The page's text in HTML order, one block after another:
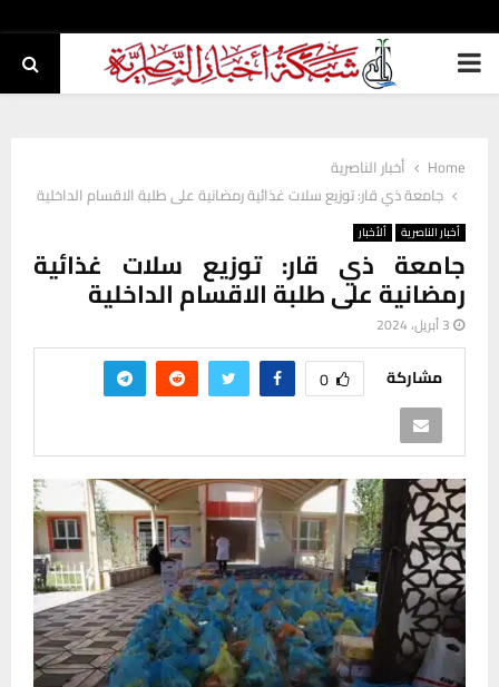
PRIMARY
Home
أخبار الناصرية
جامعة ذي قار: توزيع سلات غذائية رمضانية على طلبة الاقسام الداخلية
أخبار الناصرية ألأخبار
جامعة ذي قار: توزيع سلات غذائية
رمضانية على طلبة الاقسام الداخلية
3 أبريل، 2024
مشاركة 0